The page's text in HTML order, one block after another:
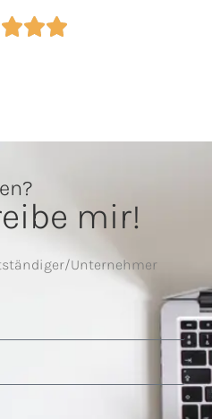
mir!
Unternehmer